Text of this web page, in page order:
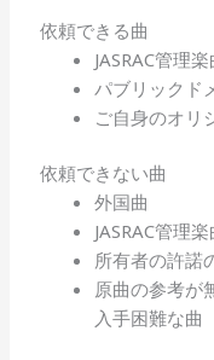
依頼できる曲
JASRAC管理
パブリックド
ご自身のオリ
依頼できない曲
外国曲
JASRAC管理
所有者の許諾
原曲の参考が
入手困難な曲